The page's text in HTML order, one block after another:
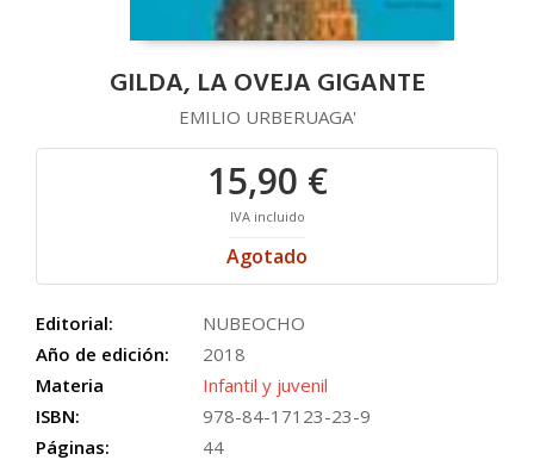
GILDA, LA OVEJA GIGANTE
EMILIO URBERUAGA'
15,90 €
IVA incluido
Agotado
Editorial:
NUBEOCHO
Año de edición:
2018
Materia
Infantil y juvenil
ISBN:
978-84-17123-23-9
Páginas:
44